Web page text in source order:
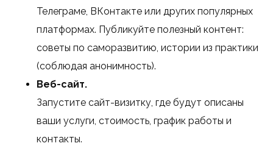
Телеграме, ВКонтакте или других популярных
платформах. Публикуйте полезный контент:
советы по саморазвитию, истории из практики
(соблюдая анонимность).
Веб-сайт.
Запустите сайт-визитку, где будут описаны
ваши услуги, стоимость, график работы и
контакты.